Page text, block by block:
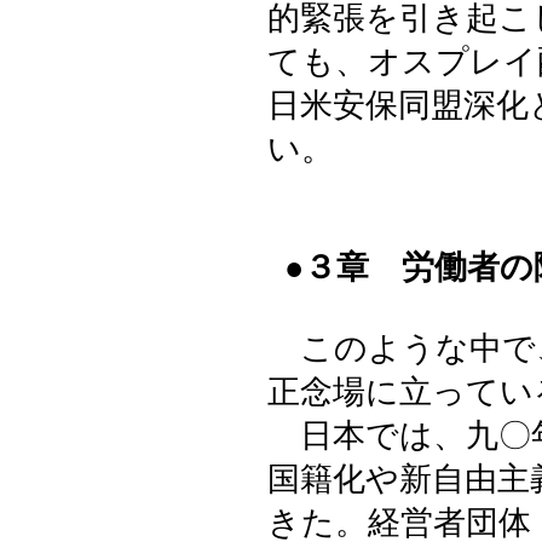
的緊張を引き起
ても、オスプレ
日米安保同盟深
い。
●３章 労働者の
このような中で
正念場に立って
日本では、九〇
国籍化や新自由
きた。経営者団